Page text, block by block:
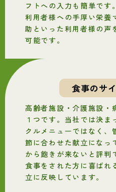
フトへの入力も簡単です
利用者様への手厚い栄養
助といった利用者様の声
可能です。
食事のサ
高齢者施設・介護施設・
１つです。当社では決ま
クルメニューではなく、
節に合わせた献立になっ
から飽きが来ないと評判
食事をされた方に喜ばれ
立に反映しています。